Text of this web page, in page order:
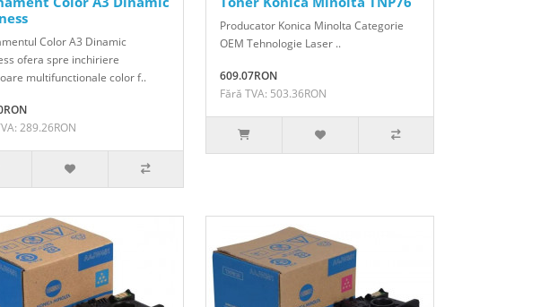
Color A3 Dinamic
ofera spre inchiriere
multifunctionale color f..
289.26RON
Producator Konica Minolta Categorie
OEM Tehnologie Laser ..
609.07RON
Fără TVA: 503.36RON